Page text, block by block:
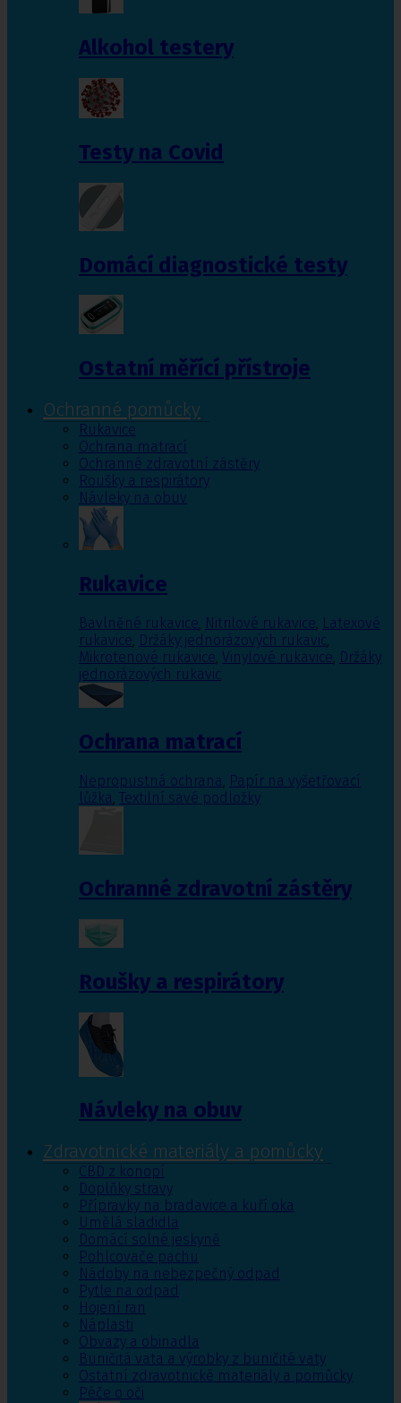
Alkohol testery
Testy na Covid
Domácí diagnostické testy
Ostatní měřící přístroje
Ochranné pomůcky
Rukavice
Ochrana matrací
Ochranné zdravotní zástěry
Roušky a respirátory
Návleky na obuv
Rukavice
Bavlněné rukavice, Nitrilové rukavice, Latexové
rukavice, Držáky jednorázových rukavic,
Mikrotenové rukavice, Vinylové rukavice, Držáky
jednorázových rukavic
Ochrana matrací
Nepropustná ochrana, Papír na vyšetřovací
lůžka, Textilní savé podložky
Ochranné zdravotní zástěry
Roušky a respirátory
Návleky na obuv
Zdravotnické materiály a pomůcky
CBD z konopí
Doplňky stravy
Přípravky na bradavice a kuří oka
Umělá sladidla
Domácí solné jeskyně
Pohlcovače pachu
Nádoby na nebezpečný odpad
Pytle na odpad
Hojení ran
Náplasti
Obvazy a obinadla
Buničitá vata a výrobky z buničité vaty
Ostatní zdravotnické materiály a pomůcky
Péče o oči